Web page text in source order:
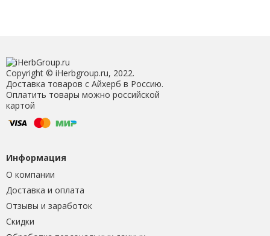
Copyright © iHerbgroup.ru, 2022.
Доставка товаров с Айхерб в Россию.
Оплатить товары можно российской
картой
Информация
О компании
Доставка и оплата
Отзывы и заработок
Скидки